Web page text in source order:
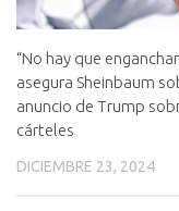
“No hay que
asegura Sheinbaum
anuncio de Trump
cárteles
DICIEMBRE 23, 2024